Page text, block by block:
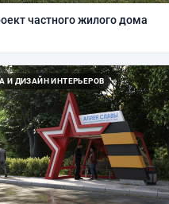
частного жилого дома
И ДИЗАЙН ИНТЕРЬЕРОВ